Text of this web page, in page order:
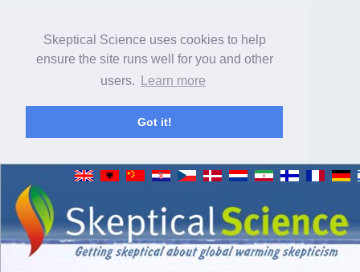
Skeptical Science uses cookies to help
ensure the site runs well for you and other
users.
Learn more
Got it!